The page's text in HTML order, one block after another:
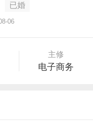
已婚
06
主修
电子商务